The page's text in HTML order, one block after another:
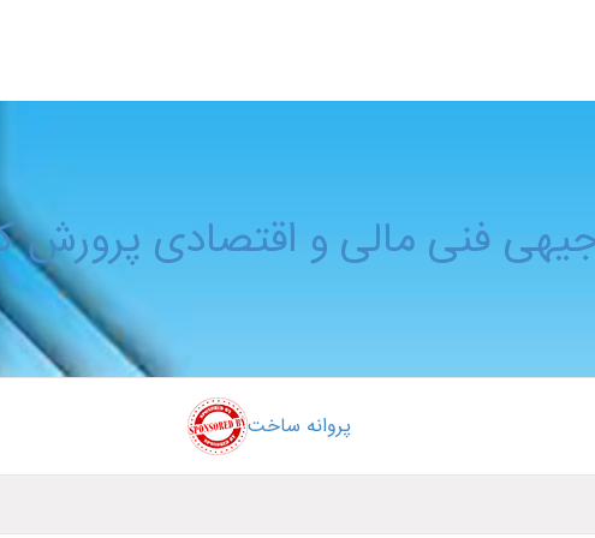
فنی مالی و اقتصادی پرورش
پروانه ساخت